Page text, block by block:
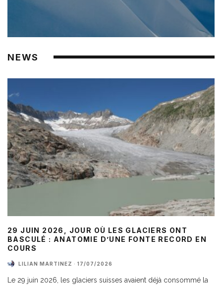
NEWS
29 JUIN 2026, JOUR OÙ LES GLACIERS ONT
BASCULÉ : ANATOMIE D’UNE FONTE RECORD EN
COURS
LILIAN MARTINEZ · 17/07/2026
Le 29 juin 2026, les glaciers suisses avaient déjà consommé la